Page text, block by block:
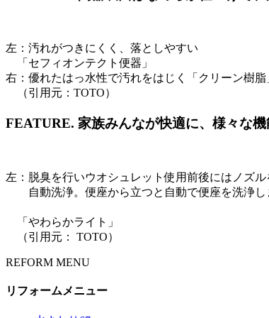
左：汚れがつきにくく、落としやすい
「セフィオンテクト便器」
右：優れたはっ水性で汚れをはじく「クリーン樹脂
（引用元：TOTO）
FEATURE. 家族みんなが快適に、様々な
左：脱臭を行いウオシュレット使用前後にはノズル
自動洗浄。便座から立つと自動で便座を洗浄し
右：暗い夜中でも
「やわらかライト」
（引用元： TOTO）
REFORM MENU
リフォームメニュー